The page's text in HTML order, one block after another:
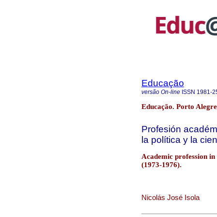
Educação
versão On-line ISSN 1981-
Educação. Porto
Profesión
la política y la
Academic profession
(1973-1976).
Nicolás José Isola